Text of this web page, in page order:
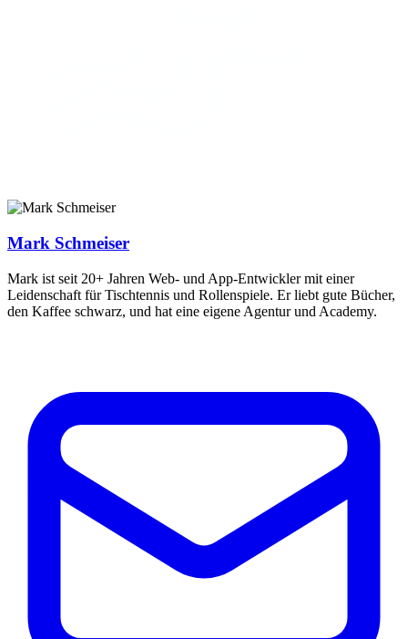
Mark Schmeiser
Mark ist seit 20+ Jahren Web- und App-Entwickler mit einer
Leidenschaft für Tischtennis und Rollenspiele. Er liebt gute Bücher,
den Kaffee schwarz, und hat eine eigene Agentur und Academy.